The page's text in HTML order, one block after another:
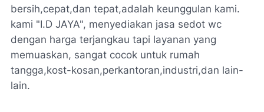
bersih,cepat,dan tepat,adalah keunggulan kami.
kami "I.D JAYA", menyediakan jasa sedot wc
dengan harga terjangkau tapi layanan yang
memuaskan, sangat cocok untuk rumah
tangga,kost-kosan,perkantoran,industri,dan lain-
lain.